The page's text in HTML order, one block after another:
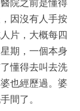
院之前是懂得
因沒有人手按
片，大概每四
期，一個本身
懂得去叫去洗
也經歷過。婆
間了。